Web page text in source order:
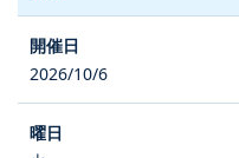
2026/10/6